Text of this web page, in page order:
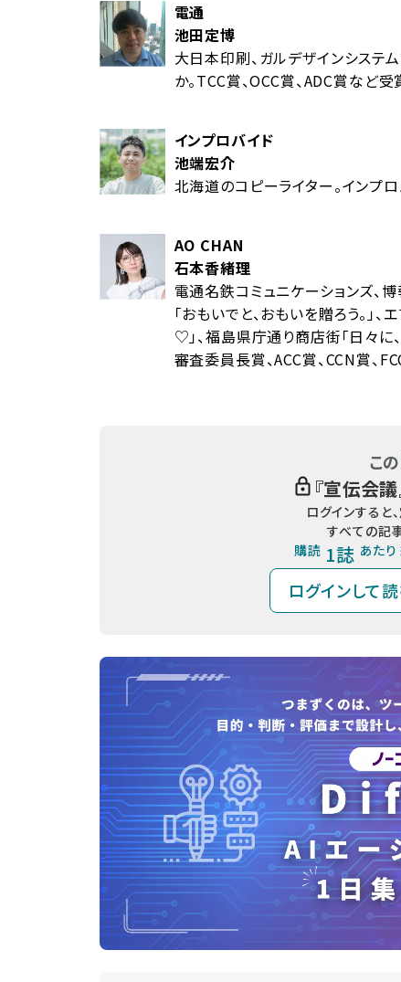
電通
池田定博
大日本印刷、ガルデザインシステ
か。TCC賞、OCC賞、ADC賞など受
インプロバイド
池端宏介
北海道のコピーライター。インプロ
AO CHAN
石本香緒理
電通名鉄コミュニケーションズ、
「おもいでと、おもいを贈ろう。」
♡」、福島県庁通り商店街「日々に
審査委員長賞、ACC賞、CCN賞、
こ
『宣伝会議
ログインすると
すべての記
購読 1誌 あたり
ログインして